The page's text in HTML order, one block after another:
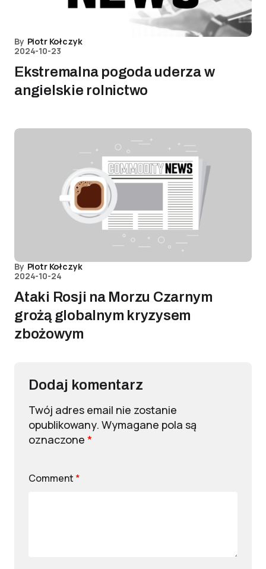
By Piotr Kołczyk
2024-10-23
Ekstremalna pogoda uderza w
angielskie rolnictwo
By Piotr Kołczyk
2024-10-24
Ataki Rosji na Morzu Czarnym
grożą globalnym kryzysem
zbożowym
Dodaj komentarz
Twój adres email nie zostanie
opublikowany. Wymagane pola są
oznaczone *
Comment *